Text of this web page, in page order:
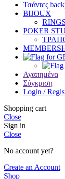
Τσάντες
BIJOUX
RINGS
POKER
Αγαπημένα
Σύγκριση
Login /
Shopping cart
Close
Sign in
Close
No account yet?
Create an Account
Shop